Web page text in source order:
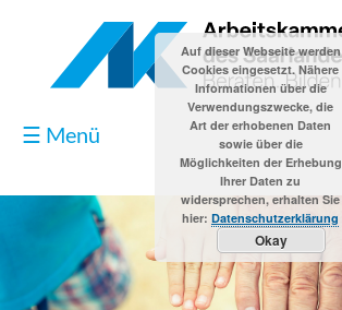
☰ Menü
Blog
Auf dieser Webseite werden
Cookies eingesetzt. Nähere
Informationen über die
Verwendungszwecke, die
Art der erhobenen Daten
sowie über die
Möglichkeiten der Erhebung
Ihrer Daten zu
widersprechen, erhalten Sie
hier: Datenschutzerklärung
Okay